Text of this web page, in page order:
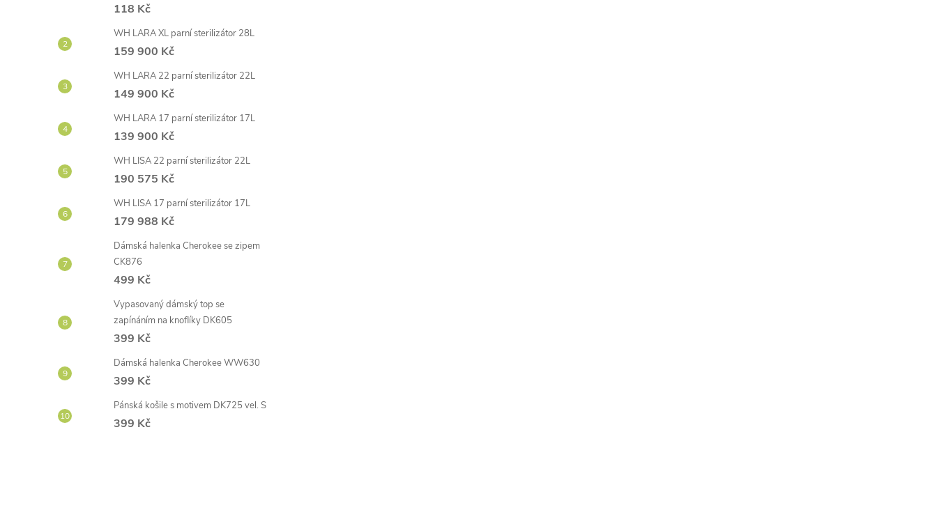
118 Kč
WH LARA XL parní sterilizátor 28L
159 900 Kč
WH LARA 22 parní sterilizátor 22L
149 900 Kč
WH LARA 17 parní sterilizátor 17L
139 900 Kč
WH LISA 22 parní sterilizátor 22L
190 575 Kč
WH LISA 17 parní sterilizátor 17L
179 988 Kč
Dámská halenka Cherokee se zipem
CK876
499 Kč
Vypasovaný dámský top se
zapínáním na knoflíky DK605
399 Kč
Dámská halenka Cherokee WW630
399 Kč
Pánská košile s motivem DK725 vel. S
399 Kč